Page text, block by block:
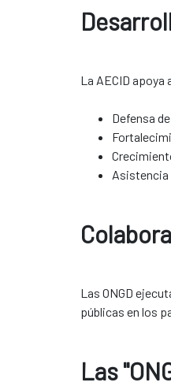
La AECID apoya
Defensa
Asistencia
Las ONGD
públicas en los
Las